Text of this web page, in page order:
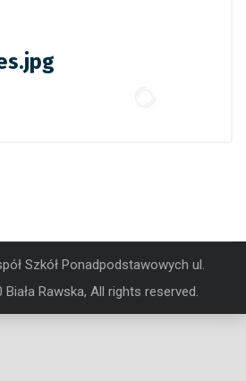
Szkół Ponadpodstawowych ul.
Rawska, All rights reserved.